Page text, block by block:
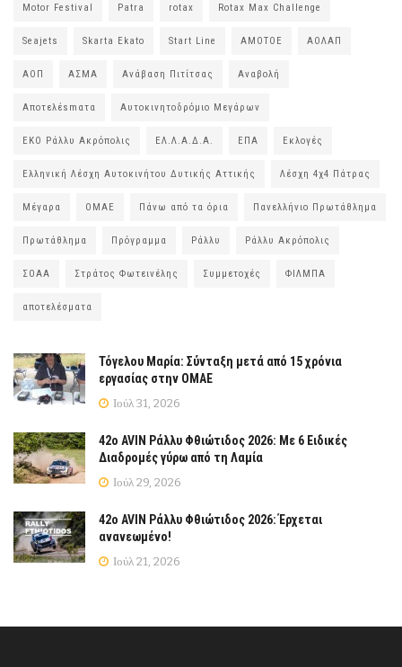
Motor Festival Patra rotax Rotax Max Challenge
Seajets Skarta Ekato Start Line ΑΜΟΤΟΕ ΑΟΛΑΠ
ΑΟΠ ΑΣΜΑ Ανάβαση Πιτίτσας Αναβολή
Αποτελέsmατα Αυτοκινητοδρόμιο Μεγάρων
ΕΚΟ Ράλλυ Ακρόπολις ΕΛ.Λ.Α.Δ.Α. ΕΠΑ Εκλογές
Ελληνική Λέσχη Αυτοκινήτου Δυτικής Αττικής Λέσχη 4χ4 Πάτρας
Μέγαρα ΟΜΑΕ Πάνω από τα όρια Πανελλήνιο Πρωτάθλημα
Πρωτάθλημα Πρόγραμμα Ράλλυ Ράλλυ Ακρόπολις
ΣΟΑΑ Στράτος Φωτεινέλης Συμμετοχές ΦΙΛΜΠΑ
αποτελέσματα
Τόγελου Μαρία: Σύνταξη μετά από 15 χρόνια
εργασίας στην ΟΜΑΕ
Ιούλ 31, 2026
42ο AVIN Ράλλυ Φθιώτιδος 2026: Με 6 Ειδικές
Διαδρομές γύρω από τη Λαμία
Ιούλ 29, 2026
42ο AVIN Ράλλυ Φθιώτιδος 2026: Έρχεται
ανανεωμένο!
Ιούλ 21, 2026